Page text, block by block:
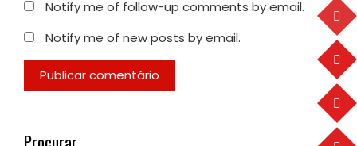
Notify me of follow-up comments by email.
Notify me of new posts by email.